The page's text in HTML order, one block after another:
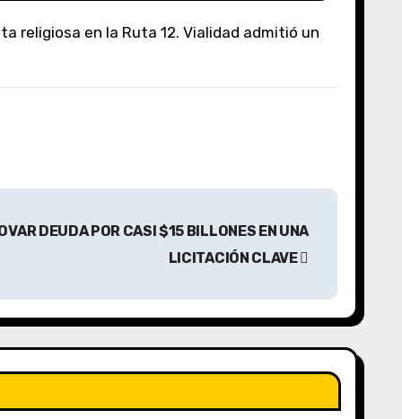
DEUDA POR CASI $15 BILLONES EN UNA
LICITACIÓN CLAVE